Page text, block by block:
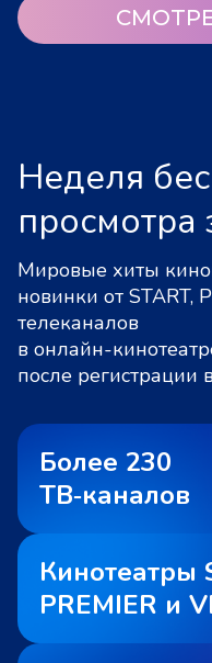
Неделя
просмотра
Мировые хиты
новинки от START,
телеканалов
в онлайн-
после
Более 230
ТВ‑каналов
Кинотеатры
PREMIER и